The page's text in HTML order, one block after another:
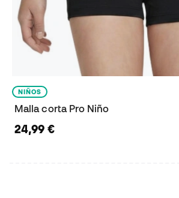
NIÑOS
Malla corta Pro Niño
24,99 €